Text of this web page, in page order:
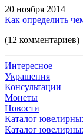
20 ноября 2014
Как определить
(12 комментариев)
Интересное
Украшения
Консультации
Монеты
Новости
Каталог
Каталог